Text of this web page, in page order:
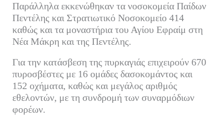
Παράλληλα εκκενώθηκαν τα νοσοκομεία Παίδων
Πεντέλης και Στρατιωτικό Νοσοκομείο 414
καθώς και τα μοναστήρια του Αγίου Εφραίμ στη
Νέα Μάκρη και της Πεντέλης.
Για την κατάσβεση της πυρκαγιάς επιχειρούν 670
πυροσβέστες με 16 ομάδες δασοκομάντος και
152 οχήματα, καθώς και μεγάλος αριθμός
εθελοντών, με τη συνδρομή των συναρμόδιων
φορέων.